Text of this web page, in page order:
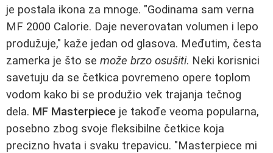
je postala ikona za mnoge. "Godinama sam vernа
MF 2000 Calorie. Daje neverovatan volumen i lepo
produžuje," kaže jedan od glasova. Međutim, česta
zamerka je što se može brzo osušiti. Neki korisnici
savetuju da se četkica povremeno opere toplom
vodom kako bi se produžio vek trajanja tečnog
dela. MF Masterpiece je takođe veoma popularna,
posebno zbog svoje fleksibilne četkice koja
precizno hvata i svaku trepavicu. "Masterpiece mi